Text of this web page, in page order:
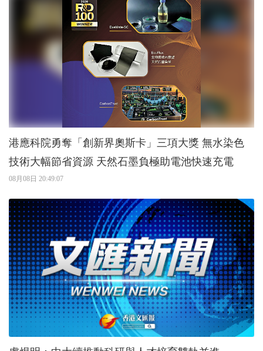
港應科院勇奪「創新界奧斯卡」三項大獎 無水染色
技術大幅節省資源 天然石墨負極助電池快速充電
08月08日 20:49:07